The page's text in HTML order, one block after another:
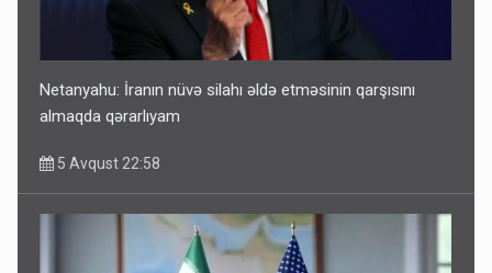
Netanyahu: İranın nüvə silahı əldə etməsinin qarşısını
almaqda qərarlıyam
5 Avqust 22:58